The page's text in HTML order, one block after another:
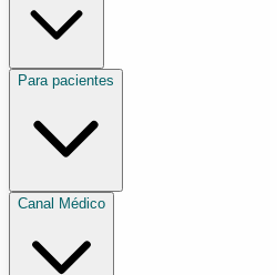
Para pacientes
Canal Médico